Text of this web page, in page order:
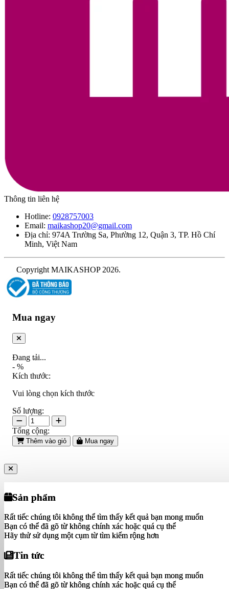
Sản phẩm
Rất tiếc chúng tôi không thể tìm thấy kết quả bạn mong muốn
Bạn có thể đã gõ từ không chính xác hoặc quá cụ thể
Hãy thử sử dụng một cụm từ tìm kiếm rộng hơn
Tin tức
Rất tiếc chúng tôi không thể tìm thấy kết quả bạn mong muốn
Bạn có thể đã gõ từ không chính xác hoặc quá cụ thể
Sản phẩm
Rất tiếc chúng tôi không thể tìm thấy kết quả bạn mong muốn
Bạn có thể đã gõ từ không chính xác hoặc quá cụ thể
Hãy thử sử dụng một cụm từ tìm kiếm rộng hơn
Tin tức
Rất tiếc chúng tôi không thể tìm thấy kết quả bạn mong muốn
Bạn có thể đã gõ từ không chính xác hoặc quá cụ thể
Thông tin liên hệ
Hotline: 0928757003
Email: maikashop20@gmail.com
Địa chỉ: 974A Trường Sa, Phường 12, Quận 3, TP. Hồ Chí
Minh, Việt Nam
Copyright MAIKASHOP 2026.
Mua ngay
Đang tải...
- %
Kích thước:
Vui lòng chọn kích thước
Số lượng:
Tổng cộng:
Thêm vào giỏ Mua ngay